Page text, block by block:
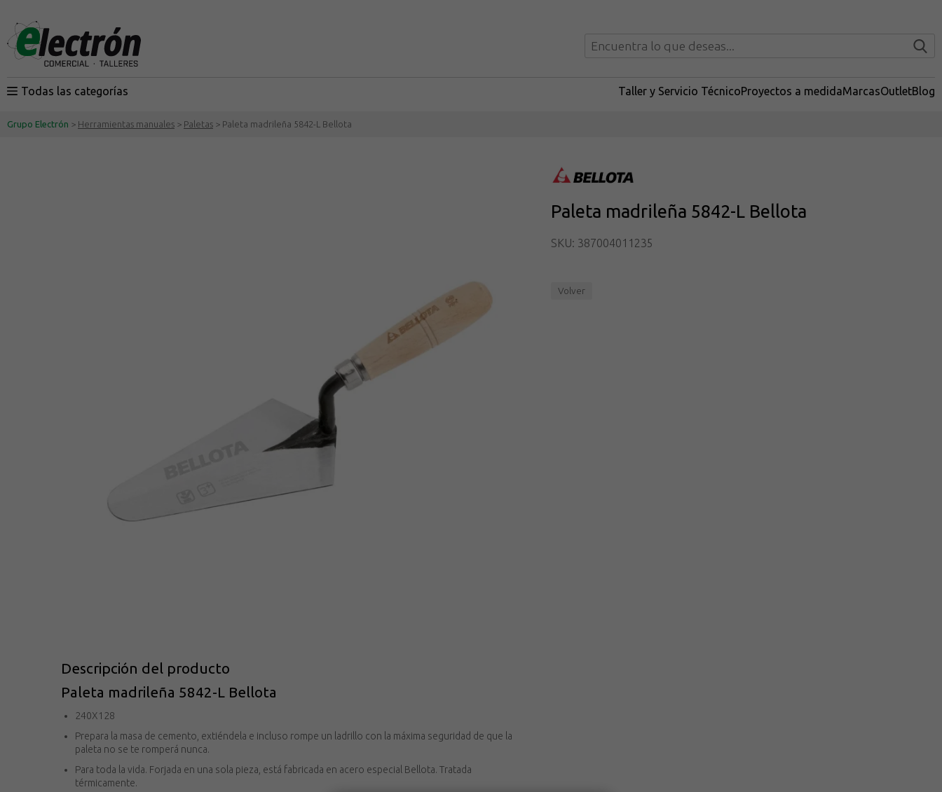
Todas las categorías Taller y Servicio TécnicoProyectos a medidaMarcasOutletBlog
Grupo Electrón > Herramientas manuales > Paletas > Paleta madrileña 5842-L Bellota
Paleta madrileña 5842-L Bellota
SKU: 387004011235
Volver
Descripción del producto
Paleta madrileña 5842-L Bellota
240X128
Prepara la masa de cemento, extiéndela e incluso rompe un ladrillo con la máxima seguridad de que la
paleta no se te romperá nunca.
Para toda la vida. Forjada en una sola pieza, está fabricada en acero especial Bellota. Tratada
térmicamente.